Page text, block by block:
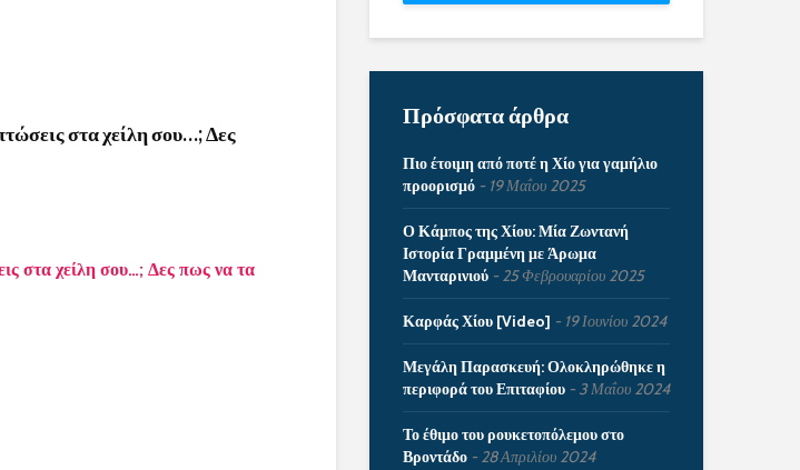
στα χείλη σου…; Δες
στα χείλη σου…; Δες πως να τα
Πρόσφατα άρθρα
Πιο έτοιμη από ποτέ η Χίο για γαμήλιο
προορισμό
19 Μαΐου 2025
Ο Κάμπος της Χίου: Μία Ζωντανή
Ιστορία Γραμμένη με Άρωμα
Μανταρινιού
25 Φεβρουαρίου 2025
Καρφάς Χίου [Video] 19 Ιουνίου 2024
Μεγάλη Παρασκευή: Ολοκληρώθηκε η
περιφορά του Επιταφίου
3 Μαΐου 2024
Το έθιμο του ρουκετοπόλεμου στο
Βροντάδο
28 Απριλίου 2024